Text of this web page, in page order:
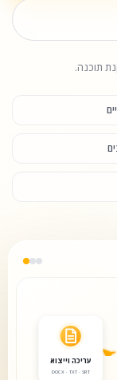
תוכנה.
עריכה וייצוא
DOCX · TXT · SRT